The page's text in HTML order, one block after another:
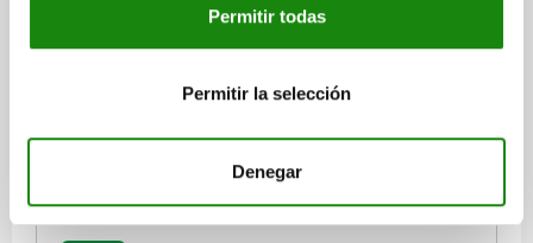
Permitir todas
Permitir la selección
Denegar
FUERZA DEL MUELLE FINAL F2 APROX. N=38
03025-5101